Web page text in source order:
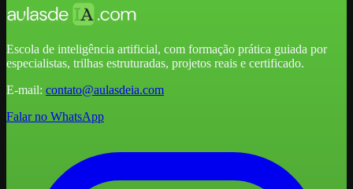
Escola de inteligência artificial, com formação prática guiada por
especialistas, trilhas estruturadas, projetos reais e certificado.
E-mail: contato@aulasdeia.com
Falar no WhatsApp